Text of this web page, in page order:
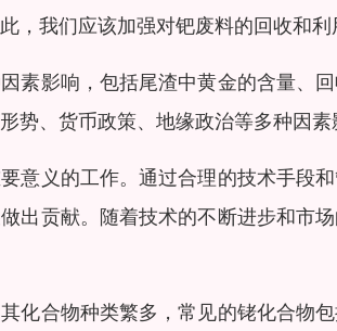
，我们应该加强对钯废料的回收和利
素影响，包括尾渣中黄金的含量、
势、货币政策、地缘政治等多种因
意义的工作。通过合理的技术手段
出贡献。随着技术的不断进步和市
化合物种类繁多，常见的铑化合物